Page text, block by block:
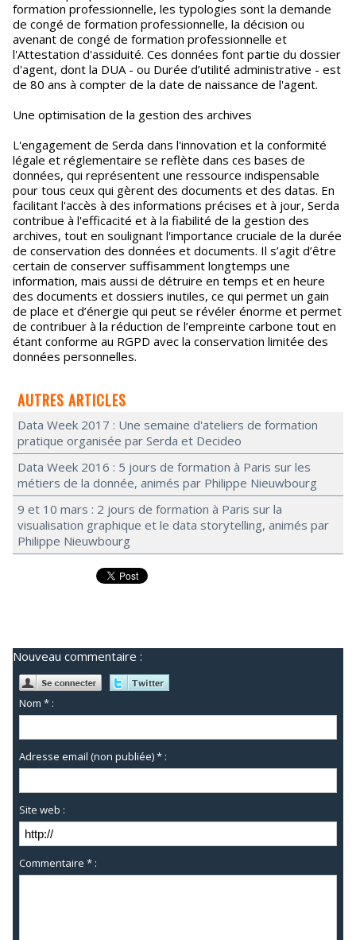
formation professionnelle, les typologies sont la demande
de congé de formation professionnelle, la décision ou
avenant de congé de formation professionnelle et
l'Attestation d'assiduité. Ces données font partie du dossier
d'agent, dont la DUA - ou Durée d’utilité administrative - est
de 80 ans à compter de la date de naissance de l'agent.
Une optimisation de la gestion des archives
L'engagement de Serda dans l'innovation et la conformité
légale et réglementaire se reflète dans ces bases de
données, qui représentent une ressource indispensable
pour tous ceux qui gèrent des documents et des datas. En
facilitant l'accès à des informations précises et à jour, Serda
contribue à l'efficacité et à la fiabilité de la gestion des
archives, tout en soulignant l'importance cruciale de la durée
de conservation des données et documents. Il s’agit d’être
certain de conserver suffisamment longtemps une
information, mais aussi de détruire en temps et en heure
des documents et dossiers inutiles, ce qui permet un gain
de place et d’énergie qui peut se révéler énorme et permet
de contribuer à la réduction de l’empreinte carbone tout en
étant conforme au RGPD avec la conservation limitée des
données personnelles.
AUTRES ARTICLES
Data Week 2017 : Une semaine d'ateliers de formation
pratique organisée par Serda et Decideo
Data Week 2016 : 5 jours de formation à Paris sur les
métiers de la donnée, animés par Philippe Nieuwbourg
9 et 10 mars : 2 jours de formation à Paris sur la
visualisation graphique et le data storytelling, animés par
Philippe Nieuwbourg
Nouveau commentaire :
Nom * :
Adresse email (non publiée) * :
Site web :
Commentaire * :